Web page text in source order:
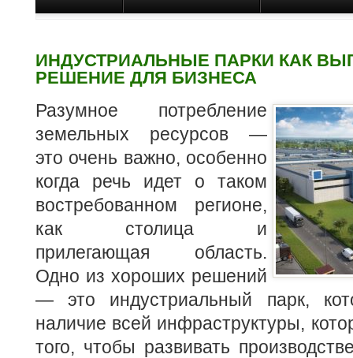
ИНДУСТРИАЛЬНЫЕ ПАРКИ КАК
РЕШЕНИЕ ДЛЯ БИЗНЕСА
Разумное потребление
земельных ресурсов —
это очень важно, особенно
когда речь идет о таком
востребованном регионе,
как столица и
прилегающая область.
Одно из хороших решений
— это индустриальный парк,
наличие всей инфраструктуры,
того, чтобы развивать